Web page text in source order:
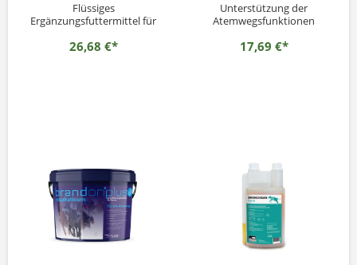
Flüssiges
Ergänzungsfuttermittel für
dient der kurzfristigen,
26,68 €*
Unterstützung der
Atemwegsfunktionen
17,69 €*